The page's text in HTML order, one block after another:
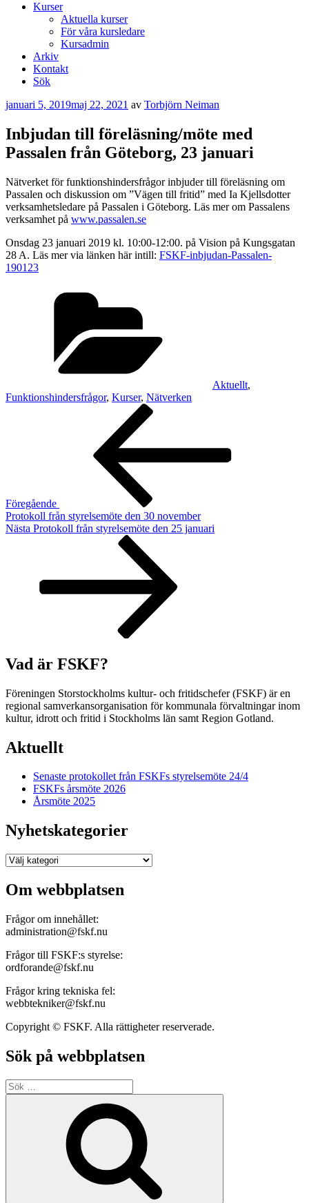
Kurser
Aktuella kurser
För våra kursledare
Kursadmin
Arkiv
Kontakt
Sök
Publicerat
januari 5, 2019maj 22, 2021 av Torbjörn Neiman
Inbjudan till föreläsning/möte med
Passalen från Göteborg, 23 januari
Nätverket för funktionshindersfrågor inbjuder till föreläsning om
Passalen och diskussion om ”Vägen till fritid” med Ia Kjellsdotter
verksamhetsledare på Passalen i Göteborg. Läs mer om Passalens
verksamhet på www.passalen.se
Onsdag 23 januari 2019 kl. 10:00-12:00. på Vision på Kungsgatan
28 A. Läs mer via länken här intill: FSKF-inbjudan-Passalen-
190123
Aktuellt,
Funktionshindersfrågor, Kurser, Nätverken
Inläggsnavigering
Föregående
Protokoll från styrelsemöte den 30 november
Nästa
Nästa Protokoll från styrelsemöte den 25 januari
Vad är FSKF?
Föreningen Storstockholms kultur- och fritidschefer (FSKF) är en
regional samverkansorganisation för kommunala förvaltningar inom
kultur, idrott och fritid i Stockholms län samt Region Gotland.
Aktuellt
Senaste protokollet från FSKFs styrelsemöte 24/4
FSKFs årsmöte 2026
Årsmöte 2025
Nyhetskategorier
Nyhetskategorier
Om webbplatsen
Frågor om innehållet:
administration@fskf.nu
Frågor till FSKF:s styrelse:
ordforande@fskf.nu
Frågor kring tekniska fel:
webbtekniker@fskf.nu
Copyright © FSKF. Alla rättigheter reserverade.
Sök på webbplatsen
Sök
efter: